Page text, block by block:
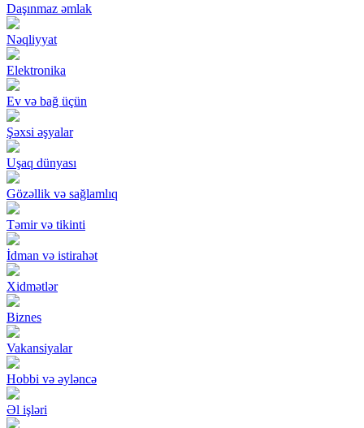
Daşınmaz əmlak
Nəqliyyat
Elektronika
Ev və bağ üçün
Şəxsi əşyalar
Uşaq dünyası
Gözəllik və sağlamlıq
Təmir və tikinti
İdman və istirahət
Xidmətlər
Biznes
Vakansiyalar
Hobbi və əyləncə
Əl işləri